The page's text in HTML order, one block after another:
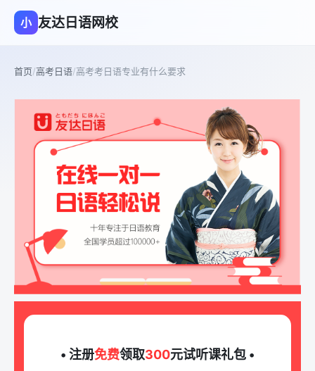
小 友达日语网校
首页/高考日语/高考考日语专业有什么要求
• 注册免费领取300元试听课礼包 •